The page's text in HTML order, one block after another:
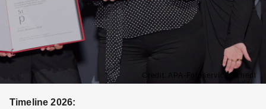
Credit: APA-Fotoservice/Schedl
Timeline 2026: